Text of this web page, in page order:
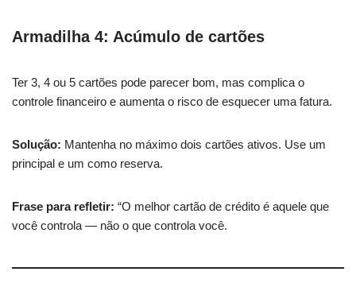
Armadilha 4: Acúmulo de cartões
Ter 3, 4 ou 5 cartões pode parecer bom, mas complica o
controle financeiro e aumenta o risco de esquecer uma fatura.
Solução: Mantenha no máximo dois cartões ativos. Use um
principal e um como reserva.
Frase para refletir: “O melhor cartão de crédito é aquele que
você controla — não o que controla você.